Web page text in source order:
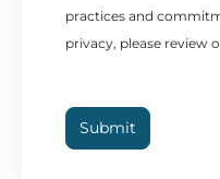
practices and
privacy, please review
Submit